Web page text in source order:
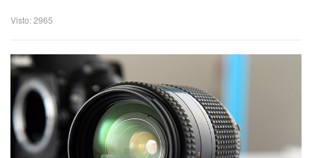
Visto: 2965